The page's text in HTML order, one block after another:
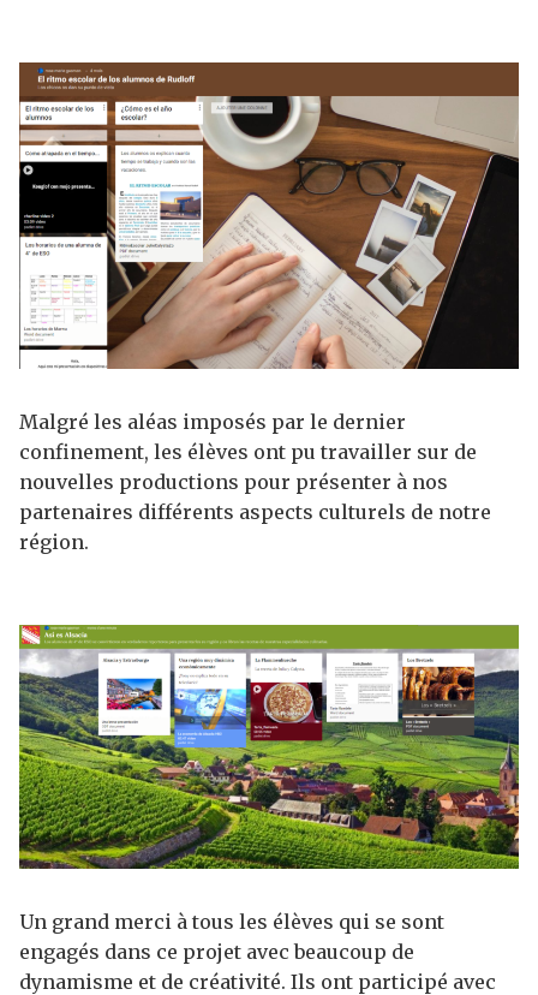
Malgré les aléas imposés par le dernier
confinement, les élèves ont pu travailler sur de
nouvelles productions pour présenter à nos
partenaires différents aspects culturels de notre
région.
Un grand merci à tous les élèves qui se sont
engagés dans ce projet avec beaucoup de
dynamisme et de créativité. Ils ont participé avec